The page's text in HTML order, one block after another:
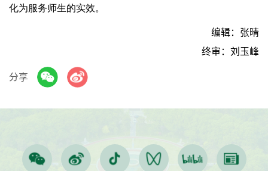
化为服务师生的实效。
编辑：张晴
终审：刘玉峰
分享